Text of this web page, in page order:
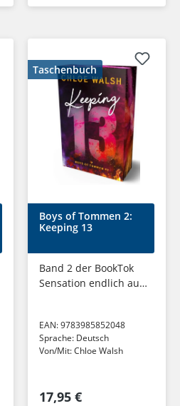
Taschenbuch
Boys of Tommen 2:
Keeping 13
Band 2 der BookTok
Sensation endlich auf
limitierter Auflage
EAN:9783985852048
Sprache: Deutsch
Von/Mit:Chloe Walsh
17,95 €